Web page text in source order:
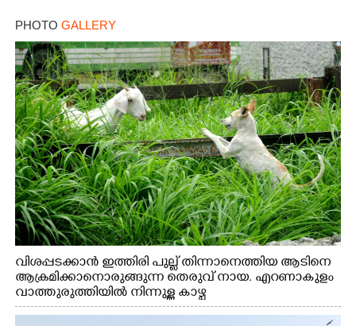
PHOTO GALLERY
വിശപ്പടക്കാൻ ഇത്തിരി പുല്ല് തിന്നാനെത്തിയ ആടിനെ
ആക്രമിക്കാനൊരുങ്ങുന്ന തെരുവ് നായ. എറണാകുളം
വാത്തുരുത്തിയിൽ നിന്നുള്ള കാഴ്ച